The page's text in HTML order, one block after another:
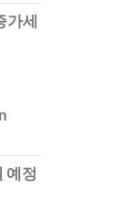
가세
예정